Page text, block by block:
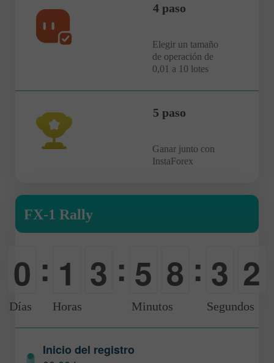
4 paso
Elegir un tamaño
de operación de
0,01 a 10 lotes
5 paso
Ganar junto con
InstaForex
FX-1 Rally
0
-
: 1
0
3 : 5
0
8
0
: 3
0
1
2
Días Horas Minutos Segundos
Inicio del registro